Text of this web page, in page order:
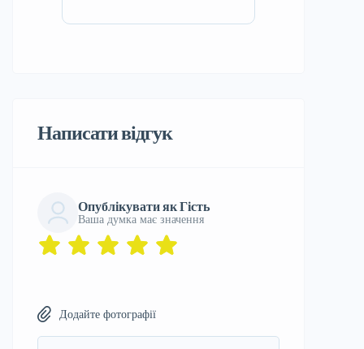
Написати відгук
Опублікувати як Гість
Ваша думка має значення
Додайте фотографії